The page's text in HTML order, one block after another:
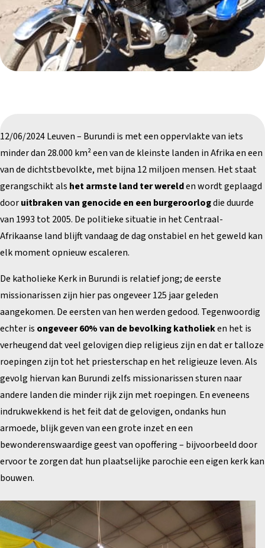
12/06/2024 Leuven – Burundi is met een oppervlakte van iets
minder dan 28.000 km² een van de kleinste landen in Afrika en een
van de dichtstbevolkte, met bijna 12 miljoen mensen. Het staat
gerangschikt als het armste land ter werelden wordt geplaagd
dooruitbraken van genocide en een burgeroorlogdie duurde
van 1993 tot 2005. De politieke situatie in het Centraal-
Afrikaanse land blijft vandaag de dag onstabiel en het geweld kan
elk moment opnieuw escaleren.
De katholieke Kerk in Burundi is relatief jong; de eerste
missionarissen zijn hier pas ongeveer 125 jaar geleden
aangekomen. De eersten van hen werden gedood. Tegenwoordig
echter is ongeveer 60% van de bevolking katholieken het is
verheugend dat veel gelovigen diep religieus zijn en dat er talloze
roepingen zijn tot het priesterschap en het religieuze leven. Als
gevolg hiervan kan Burundi zelfs missionarissen sturen naar
andere landen die minder rijk zijn met roepingen. En eveneens
indrukwekkend is het feit dat de gelovigen, ondanks hun
armoede, blijk geven van een grote inzet en een
bewonderenswaardige geest van opoffering – bijvoorbeeld door
ervoor te zorgen dat hun plaatselijke parochie een eigen kerk kan
bouwen.